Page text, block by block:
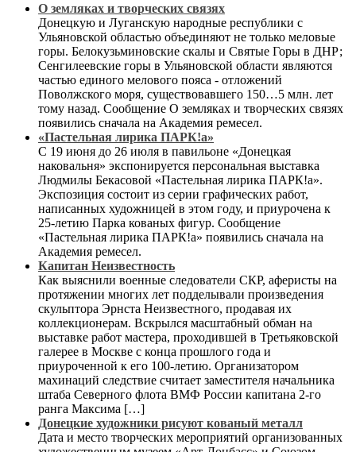
О земляках и творческих связях
Донецкую и Луганскую народные республики с
Ульяновской областью объединяют не только меловые
горы. Белокузьминовские скалы и Святые Горы в ДНР;
Сенгилеевские горы в Ульяновской области являются
частью единого мелового пояса - отложений
Поволжского моря, существовавшего 150…5 млн. лет
тому назад. Сообщение О земляках и творческих связях
появились сначала на Академия ремесел.
«Пастельная лирика ПАРК!а»
С 19 июня до 26 июля в павильоне «Донецкая
наковальня» экспонируется персональная выставка
Людмилы Бекасовой «Пастельная лирика ПАРК!а».
Экспозиция состоит из серии графических работ,
написанных художницей в этом году, и приурочена к
25-летию Парка кованых фигур. Сообщение
«Пастельная лирика ПАРК!а» появились сначала на
Академия ремесел.
Капитан Неизвестность
Как выяснили военные следователи СКР, аферисты на
протяжении многих лет подделывали произведения
скульптора Эрнста Неизвестного, продавая их
коллекционерам. Вскрылся масштабный обман на
выставке работ мастера, проходившей в Третьяковской
галерее в Москве с конца прошлого года и
приуроченной к его 100-летию. Организатором
махинаций следствие считает заместителя начальника
штаба Северного флота ВМФ России капитана 2-го
ранга Максима […]
Донецкие художники рисуют кованый металл
Дата и место творческих мероприятий организованных